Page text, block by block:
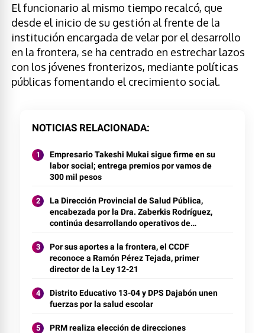
El funcionario al mismo tiempo recalcó, que
desde el inicio de su gestión al frente de la
institución encargada de velar por el desarrollo
en la frontera, se ha centrado en estrechar lazos
con los jóvenes fronterizos, mediante políticas
públicas fomentando el crecimiento social.
NOTICIAS RELACIONADA
Empresario Takeshi Mukai sigue firme en su
labor social; entrega premios por vamos de
300 mil pesos
La Dirección Provincial de Salud Pública,
encabezada por la Dra. Zaberkis Rodríguez,
continúa desarrollando operativos de
Por sus aportes a la frontera, el CCDF
reconoce a Ramón Pérez Tejada, primer
director de la Ley 12-21
Distrito Educativo 13-04 y DPS Dajabón unen
fuerzas por la salud escolar
PRM realiza elección de direcciones